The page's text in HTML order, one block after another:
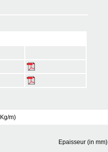
m)
Epaisseur (in mm)